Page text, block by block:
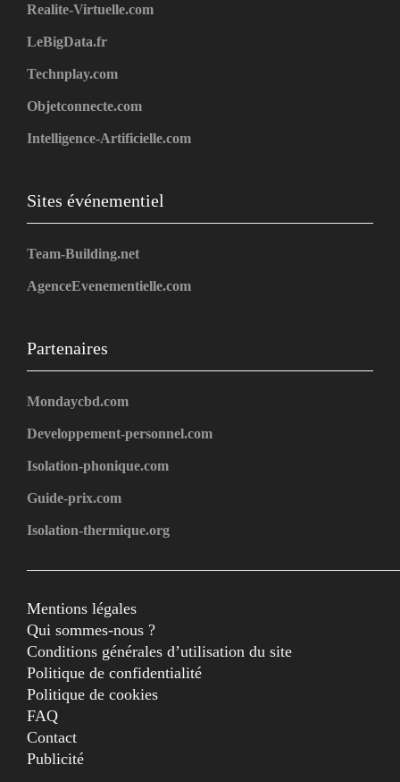
Realite-Virtuelle.com
LeBigData.fr
Technplay.com
Objetconnecte.com
Intelligence-Artificielle.com
Sites événementiel
Team-Building.net
AgenceEvenementielle.com
Partenaires
Mondaycbd.com
Developpement-personnel.com
Isolation-phonique.com
Guide-prix.com
Isolation-thermique.org
Mentions légales
Qui sommes-nous ?
Conditions générales d’utilisation du site
Politique de confidentialité
Politique de cookies
FAQ
Contact
Publicité